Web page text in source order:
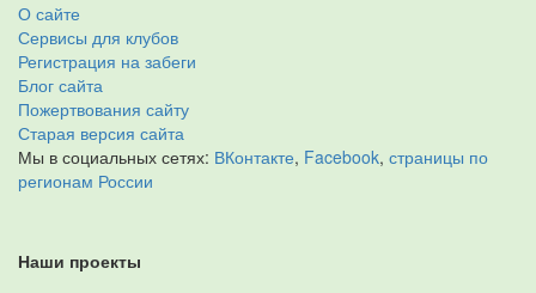
О сайте
Сервисы для клубов
Регистрация на забеги
Блог сайта
Пожертвования сайту
Старая версия сайта
Мы в социальных сетях: ВКонтакте, Facebook, страницы по
регионам России
Наши проекты